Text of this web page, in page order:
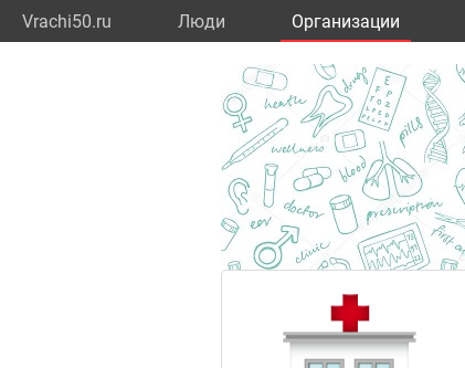
Vrachi50.ru Люди Организации